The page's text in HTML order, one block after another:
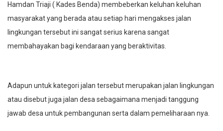
Hamdan Triaji ( Kades Benda) membeberkan keluhan keluhan
masyarakat yang berada atau setiap hari mengakses jalan
lingkungan tersebut ini sangat serius karena sangat
membahayakan bagi kendaraan yang beraktivitas.
Adapun untuk kategori jalan tersebut merupakan jalan lingkungan
atau disebut juga jalan desa sebagaimana menjadi tanggung
jawab desa untuk pembangunan serta dalam pemeliharaan nya.